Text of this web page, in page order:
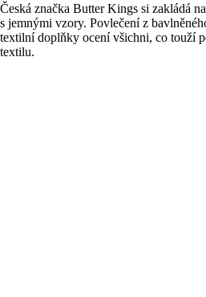
Česká značka Butter Kings si zakládá
s jemnými vzory. Povlečení z
textilní doplňky ocení všichni, co touží
textilu.